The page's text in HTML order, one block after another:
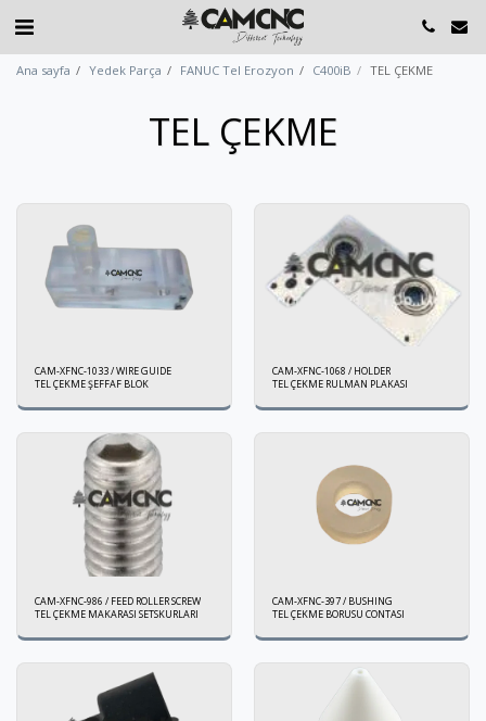
Ana sayfa Yedek Parça FANUC Tel Erozyon C400iB TEL ÇEKME
TEL ÇEKME
CAM-XFNC-1033 / WIRE GUIDE
TEL ÇEKME ŞEFFAF BLOK
CAM-XFNC-1068 / HOLDER
TEL ÇEKME RULMAN PLAKASI
CAM-XFNC-986 / FEED ROLLER SCREW
TEL ÇEKME MAKARASI SETSKURLARI
CAM-XFNC-397 / BUSHING
TEL ÇEKME BORUSU CONTASI